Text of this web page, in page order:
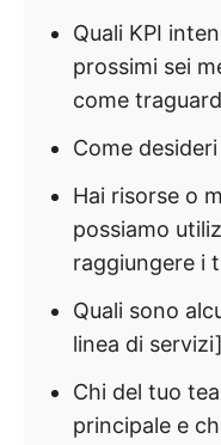
Quali KPI
prossimi sei
come
Come
Hai risorse o
possiamo
raggiungere i
Quali sono
linea di
Chi del tuo
principale e